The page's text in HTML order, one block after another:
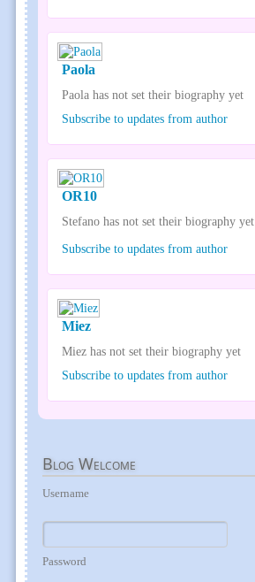
Paola
Paola has not set their biography yet
Subscribe to updates from author
OR10
Stefano has not set their biography yet
Subscribe to updates from author
Miez
Miez has not set their biography yet
Subscribe to updates from author
Blog Welcome
Username
Password